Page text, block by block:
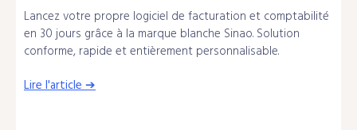
Lancez votre propre logiciel de facturation et comptabilité
en 30 jours grâce à la marque blanche Sinao. Solution
conforme, rapide et entièrement personnalisable.
Lire l'article ➔